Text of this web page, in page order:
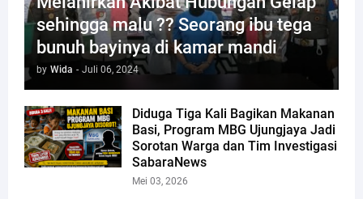
sehingga malu ?? Seorang ibu tega
bunuh bayinya di kamar mandi
by Wida - Juli 06, 2024
Diduga Tiga Kali Bagikan Makanan
Basi, Program MBG Ujungjaya Jadi
Sorotan Warga dan Tim Investigasi
SabaraNews
Mei 03, 2026